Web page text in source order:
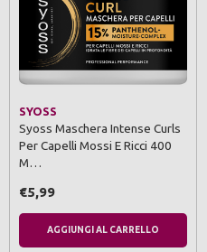
SYOSS
Syoss Maschera Intense Curls
Per Capelli Mossi E Ricci 400
M…
€5,99
AGGIUNGI AL CARRELLO